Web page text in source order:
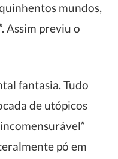
mundos,
Assim previu o
fantasia. Tudo
de utópicos
pó em